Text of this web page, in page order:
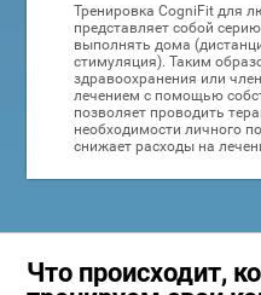
Тренировка CogniFit для
представляет собой
выполнять дома
стимуляция). Таким
здравоохранения или
лечением с помощью
позволяет проводить
необходимости личного
снижает расходы на
Что происходит,